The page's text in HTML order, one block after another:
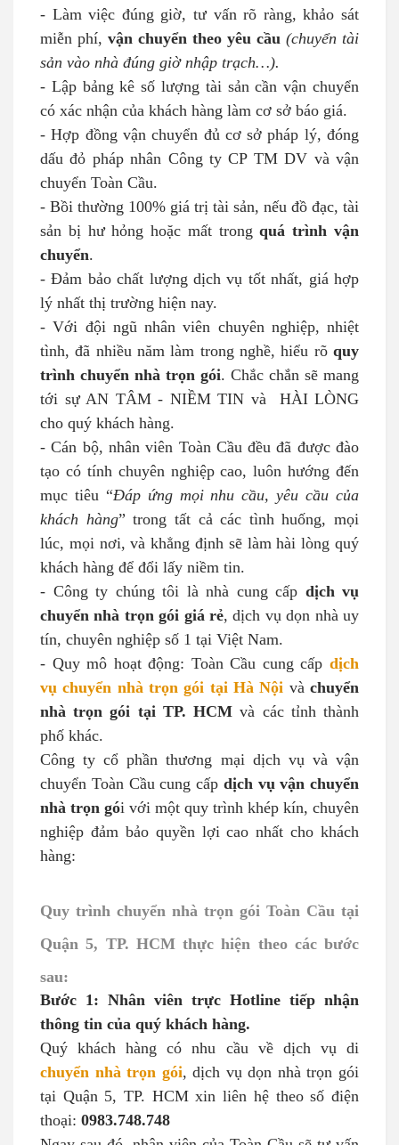
- Làm việc đúng giờ, tư vấn rõ ràng, khảo sát
miễn phí, vận chuyển theo yêu cầu (chuyển tài
sản vào nhà đúng giờ nhập trạch…).
- Lập bảng kê số lượng tài sản cần vận chuyển
có xác nhận của khách hàng làm cơ sở báo giá.
- Hợp đồng vận chuyển đủ cơ sở pháp lý, đóng
dấu đỏ pháp nhân Công ty CP TM DV và vận
chuyển Toàn Cầu.
- Bồi thường 100% giá trị tài sản, nếu đồ đạc, tài
sản bị hư hỏng hoặc mất trongquá trình vận
chuyển.
- Đảm bảo chất lượng dịch vụ tốt nhất, giá hợp
lý nhất thị trường hiện nay.
- Với đội ngũ nhân viên chuyên nghiệp, nhiệt
tình, đã nhiều năm làm trong nghề, hiểu rõ quy
trình chuyển nhà trọn gói. Chắc chắn sẽ mang
tới sự AN TÂM - NIỀM TIN và HÀI LÒNG
cho quý khách hàng.
- Cán bộ, nhân viên Toàn Cầu đều đã được đào
tạo có tính chuyên nghiệp cao, luôn hướng đến
mục tiêu “Đáp ứng mọi nhu cầu, yêu cầu của
khách hàng” trong tất cả các tình huống, mọi
lúc, mọi nơi, và khẳng định sẽ làm hài lòng quý
khách hàng để đổi lấy niềm tin.
- Công ty chúng tôi là nhà cung cấp dịch vụ
chuyển nhà trọn gói giá rẻ, dịch vụ dọn nhà uy
tín, chuyên nghiệp số 1 tại Việt Nam.
- Quy mô hoạt động: Toàn Cầu cung cấp dịch
vụ chuyển nhà trọn gói tại Hà Nội vàchuyển
nhà trọn gói tại TP. HCM và các tỉnh thành
phố khác.
Công ty cổ phần thương mại dịch vụ và vận
chuyển Toàn Cầu cung cấp dịch vụ vận chuyển
nhà trọn gói với một quy trình khép kín, chuyên
nghiệp đảm bảo quyền lợi cao nhất cho khách
hàng:
Quy trình chuyển nhà trọn gói Toàn Cầu tại
Quận 5, TP. HCM thực hiện theo các bước
sau:
Bước 1: Nhân viên trực Hotline tiếp nhận
thông tin của quý khách hàng.
Quý khách hàng có nhu cầu về dịch vụ di
chuyển nhà trọn gói, dịch vụ dọn nhà trọn gói
tại Quận 5, TP. HCM xin liên hệ theo số điện
thoại: 0983.748.748